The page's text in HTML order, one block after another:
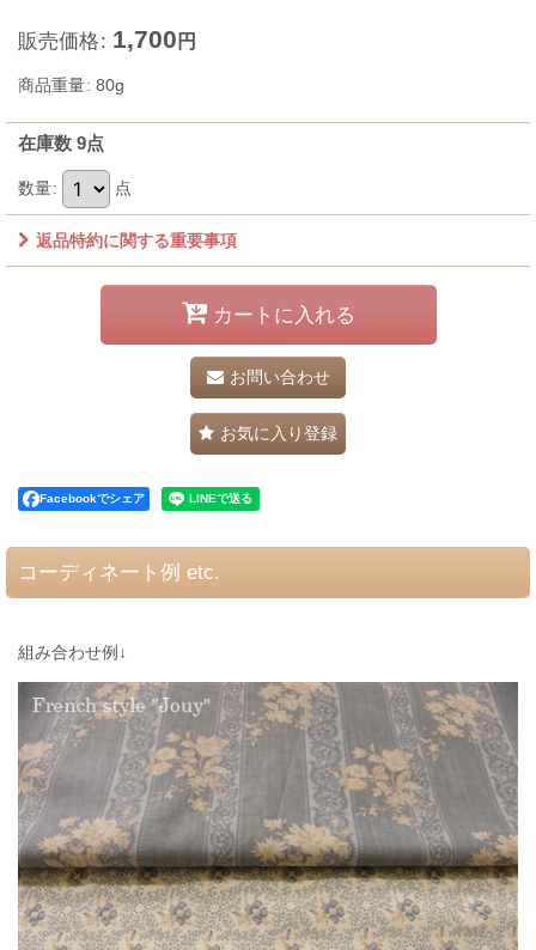
販売価格: 1,700 円
商品重量: 80g
在庫数 9点
数量: 点
返品特約に関する重要事項
カートに入れる
お問い合わせ
お気に入り登録
Facebookでシェア
コーディネート例 etc.
組み合わせ例↓